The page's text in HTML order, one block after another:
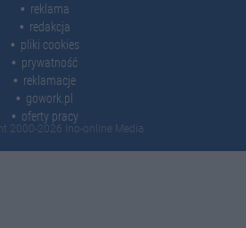
reklama
redakcja
pliki cookies
prywatność
reklamacje
gowork.pl
oferty pracy
2000-2026 Ino-online Media